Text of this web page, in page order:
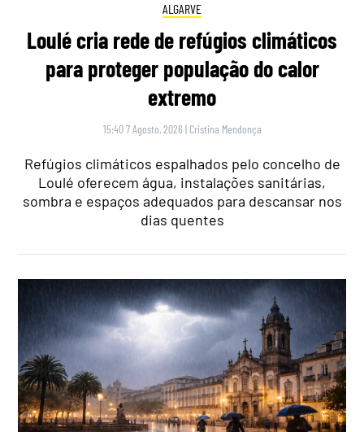
ALGARVE
Loulé cria rede de refúgios climáticos
para proteger população do calor
extremo
15:40 7 Agosto, 2026 | Cristina Mendonça
Refúgios climáticos espalhados pelo concelho de
Loulé oferecem água, instalações sanitárias,
sombra e espaços adequados para descansar nos
dias quentes